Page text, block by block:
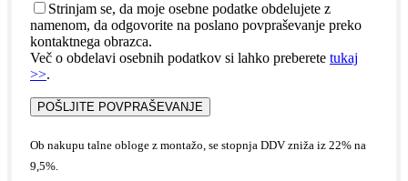
Strinjam se, da moje osebne podatke obdelujete z
namenom, da odgovorite na poslano povpraševanje preko
kontaktnega obrazca.
Več o obdelavi osebnih podatkov si lahko preberete tukaj
>>.
Ob nakupu talne obloge z montažo, se stopnja DDV zniža iz 22% na
9,5%.